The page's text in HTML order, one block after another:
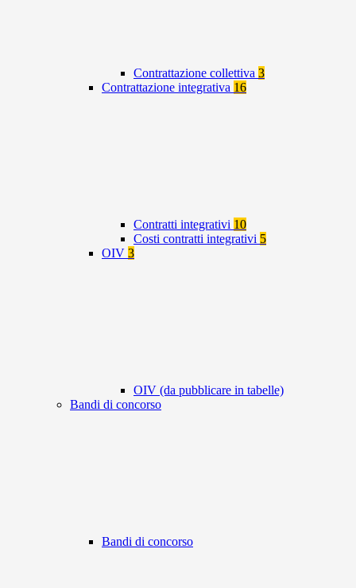
Contrattazione collettiva 3
Contrattazione integrativa 16
Contratti integrativi 10
Costi contratti integrativi 5
OIV 3
OIV (da pubblicare in tabelle)
Bandi di concorso
Bandi di concorso